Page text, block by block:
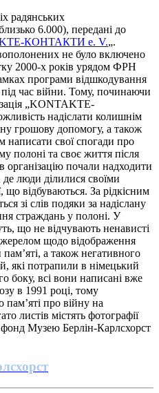
радянських
6.000), передані до
КОНТАКТИ e. V.„.
не було включено
2000-х років урядом ФРН
програми відшкодування
час війни. Тому, починаючи
„KONTAKTE-
надіслати колишнім
грошову допомогу, а також
написати свої спогади про
полоні та своє життя після
організацію почали надходити
де люди ділилися своїми
що відбуваються. За рідкісним
зі слів подяки за надіслану
страждань у полоні. У
що не відчувають ненависті
щодо відображення
пам’яті, а також негативного
які потрапили в німецький
боку, всі вони написані вже
в 1991 році, тому
пам’яті про війну на
листів містять фотографії
Музею Берлін-Карлсхорст